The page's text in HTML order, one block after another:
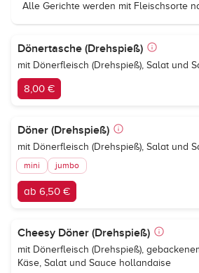
Alle Gerichte werden mit Fleischsorte
Dönertasche (Drehspieß)
mit Dönerfleisch (Drehspieß), Salat und
8,00 €
Döner (Drehspieß)
mit Dönerfleisch (Drehspieß), Salat und
mini jumbo
ab 6,50 €
Cheesy Döner (Drehspieß)
mit Dönerfleisch (Drehspieß),
Käse, Salat und Sauce hollandaise